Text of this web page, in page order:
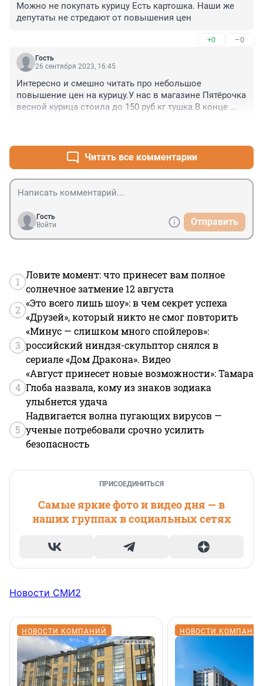
получает достаточное количество свежих продуктов,
при этом мы знаем точно, что именно кормим наших
мясо и яйца с антибиотиками, так как мы можем
полностью полагаться на собственное производство.
Можно не покупать курицу Есть картошка. Наши же
депутаты не стредают от повышения цен
+0 –0
Гость
26 сентября 2023, 16:45
Интересно и смешно читать про небольшое
повышение цен на курицу.У нас в магазине Пятёрочка
весной курица стоила до 150 руб кг тушка.В конце
ещё подорожает.Зарплаты и пенсии так бы
поднимали.А по телевизору про подорожание
продуктов молчок.Цены с заграницей
сравнивают.Они бы зарплаты наши
сравнивали.Интересная политика .Есть своя
нефть,мясо,рыба,мясо,пшеница.Вывозится за границу
а для своих россиян подымают цены
Читать все комментарии
Гость
Войти
Отправить
1
Ловите момент: что принесет вам полное
солнечное затмение 12 августа
2
«Это всего лишь шоу»: в чем секрет успеха
«Друзей», который никто не смог повторить
3
«Минус — слишком много спойлеров»:
российский ниндзя-скульптор снялся в
сериале «Дом Дракона». Видео
4
«Август принесет новые возможности»: Тамара
Глоба назвала, кому из знаков зодиака
улыбнется удача
5
Надвигается волна пугающих вирусов —
ученые потребовали срочно усилить
безопасность
ПРИСОЕДИНИТЬСЯ
Самые яркие фото и видео дня — в
наших группах в социальных сетях
Новости СМИ2
НОВОСТИ КОМПАНИЙ НОВОСТИ